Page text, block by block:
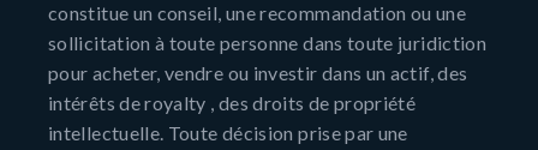
constitue un conseil, une recommandation ou une
sollicitation à toute personne dans toute juridiction
pour acheter, vendre ou investir dans un actif, des
intérêts de royalty , des droits de propriété
intellectuelle. Toute décision prise par une